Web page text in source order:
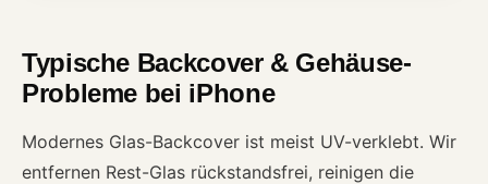
Typische Backcover & Gehäuse-
Probleme bei iPhone
Modernes Glas-Backcover ist meist UV-verklebt. Wir
entfernen Rest-Glas rückstandsfrei, reinigen die